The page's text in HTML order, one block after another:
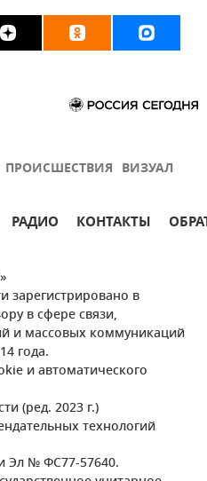
ПРОИСШЕСТВИЯ ВИЗУАЛ
РАДИО КОНТАКТЫ
зарегистрировано в
в сфере связи,
и массовых коммуникаций
года.
и автоматического
(ред. 2023 г.)
технологий
Эл № ФС77-57640.